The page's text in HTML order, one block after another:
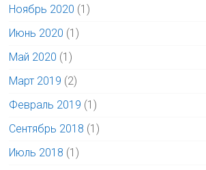
Ноябрь 2020 (1)
Июнь 2020 (1)
Май 2020 (1)
Март 2019 (2)
Февраль 2019 (1)
Сентябрь 2018 (1)
Июль 2018 (1)